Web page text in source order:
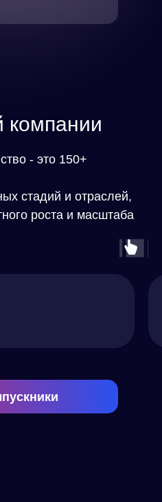
- это 150+
стадий и отраслей,
роста и масштаба
и карт мыслей